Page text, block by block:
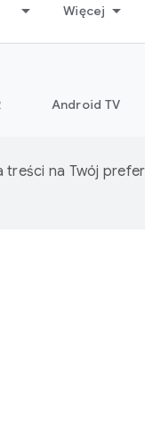
Więcej
Android TV
na Twój